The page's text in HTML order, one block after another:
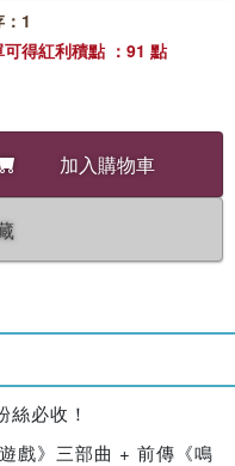
加入購物車
1
可得紅利積點 ：91 點
必收！
戲》三部曲 + 前傳《鳴